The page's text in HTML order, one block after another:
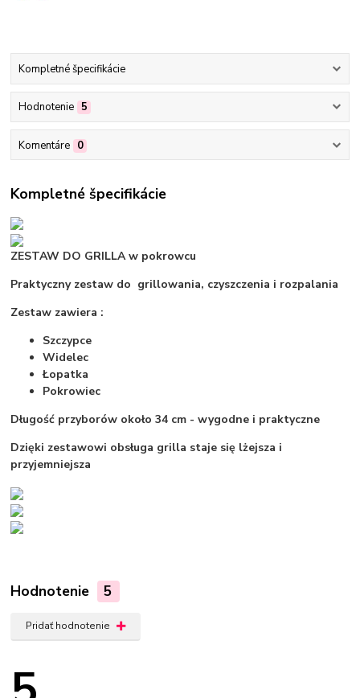
Kompletné špecifikácie
Hodnotenie 5
Komentáre 0
Kompletné špecifikácie
ZESTAW DO GRILLA w pokrowcu
Praktyczny zestaw do grillowania, czyszczenia i rozpalania
Zestaw zawiera :
Szczypce
Widelec
Łopatka
Pokrowiec
Długość przyborów około 34 cm - wygodne i praktyczne
Dzięki zestawowi obsługa grilla staje się lżejsza i
przyjemniejsza
Hodnotenie 5
Pridať hodnotenie